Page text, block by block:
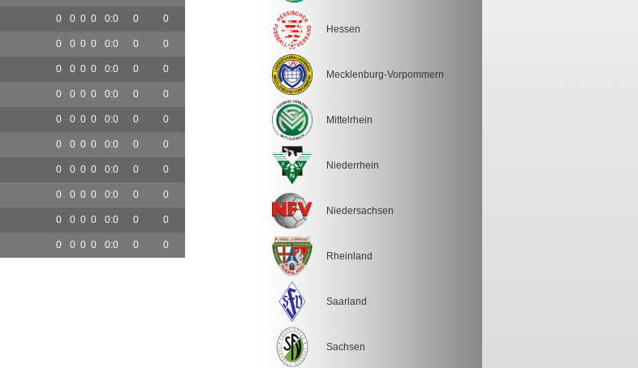
0 0 0 0 0:0 0 0
0 0 0 0 0:0 0 0
0 0 0 0 0:0 0 0
0 0 0 0 0:0 0 0
0 0 0 0 0:0 0 0
0 0 0 0 0:0 0 0
0 0 0 0 0:0 0 0
0 0 0 0 0:0 0 0
0 0 0 0 0:0 0 0
0 0 0 0 0:0 0 0
Hessen
Mecklenburg-Vorpommern
Mittelrhein
Niederrhein
Niedersachsen
Rheinland
Saarland
Sachsen